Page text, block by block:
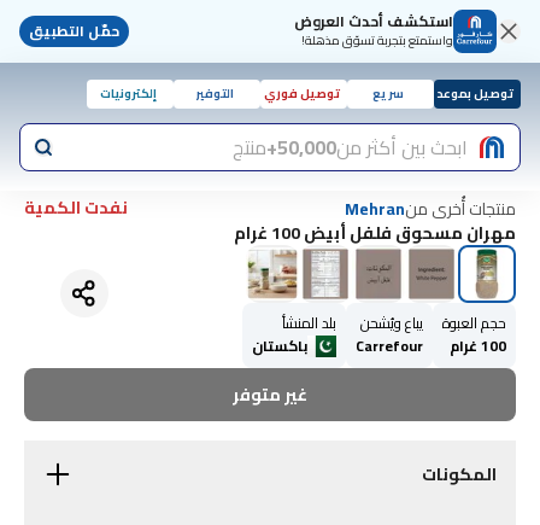
استكشف أحدث العروض
واستمتع بتجربة تسوّق مذهلة! حمّل التطبيق
توصيل بموعد سريع توصيل فوري التوفير إلكترونيات
ابحث بين أكثر من50,000+ منتج
منتجات أُخرى منMehran
نفدت الكمية
مهران مسحوق فلفل أبيض 100 غرام
حجم العبوة
100 غرام
يباع ويُشحن
Carrefour
بلد المنشأ
باكستان
غير متوفر
المكونات